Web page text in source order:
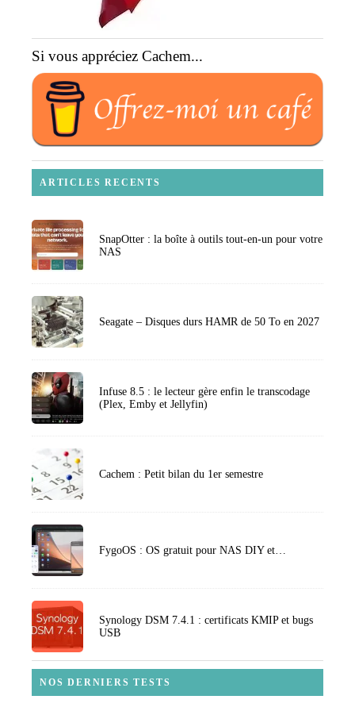
Si vous appréciez Cachem...
ARTICLES RECENTS
SnapOtter : la boîte à outils tout-en-un pour votre
NAS
Seagate – Disques durs HAMR de 50 To en 2027
Infuse 8.5 : le lecteur gère enfin le transcodage
(Plex, Emby et Jellyfin)
Cachem : Petit bilan du 1er semestre
FygoOS : OS gratuit pour NAS DIY et…
Synology DSM 7.4.1 : certificats KMIP et bugs
USB
NOS DERNIERS TESTS